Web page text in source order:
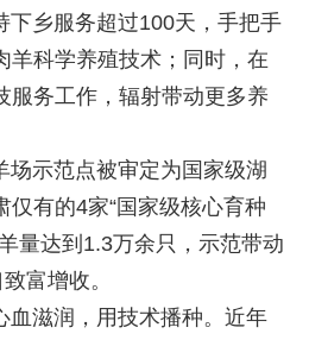
下乡服务超过100天，手把手
羊科学养殖技术；同时，在
服务工作，辐射带动更多养
场示范点被审定为国家级湖
仅有的4家“国家级核心育种
量达到1.3万余只，示范带动
富增收。
血滋润，用技术播种。近年